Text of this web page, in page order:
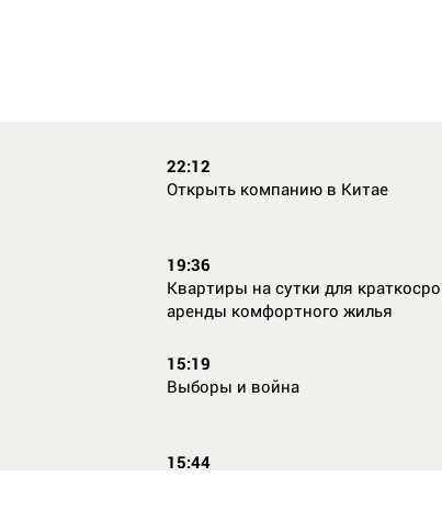
22:12
Открыть компанию в Китае
19:36
Квартиры на сутки для
аренды комфортного жилья
15:19
Выборы и война
15:44